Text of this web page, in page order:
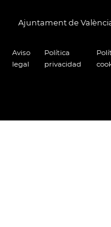
Ajuntament de
Aviso
legal
Política
privacidad